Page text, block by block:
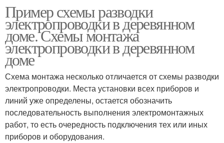
Пример схемы разводки
электропроводки в деревянном
доме. Схемы монтажа
электропроводки в деревянном
доме
Схема монтажа несколько отличается от схемы разводки
электропроводки. Места установки всех приборов и
линий уже определены, остается обозначить
последовательность выполнения электромонтажных
работ, то есть очередность подключения тех или иных
приборов и оборудования.